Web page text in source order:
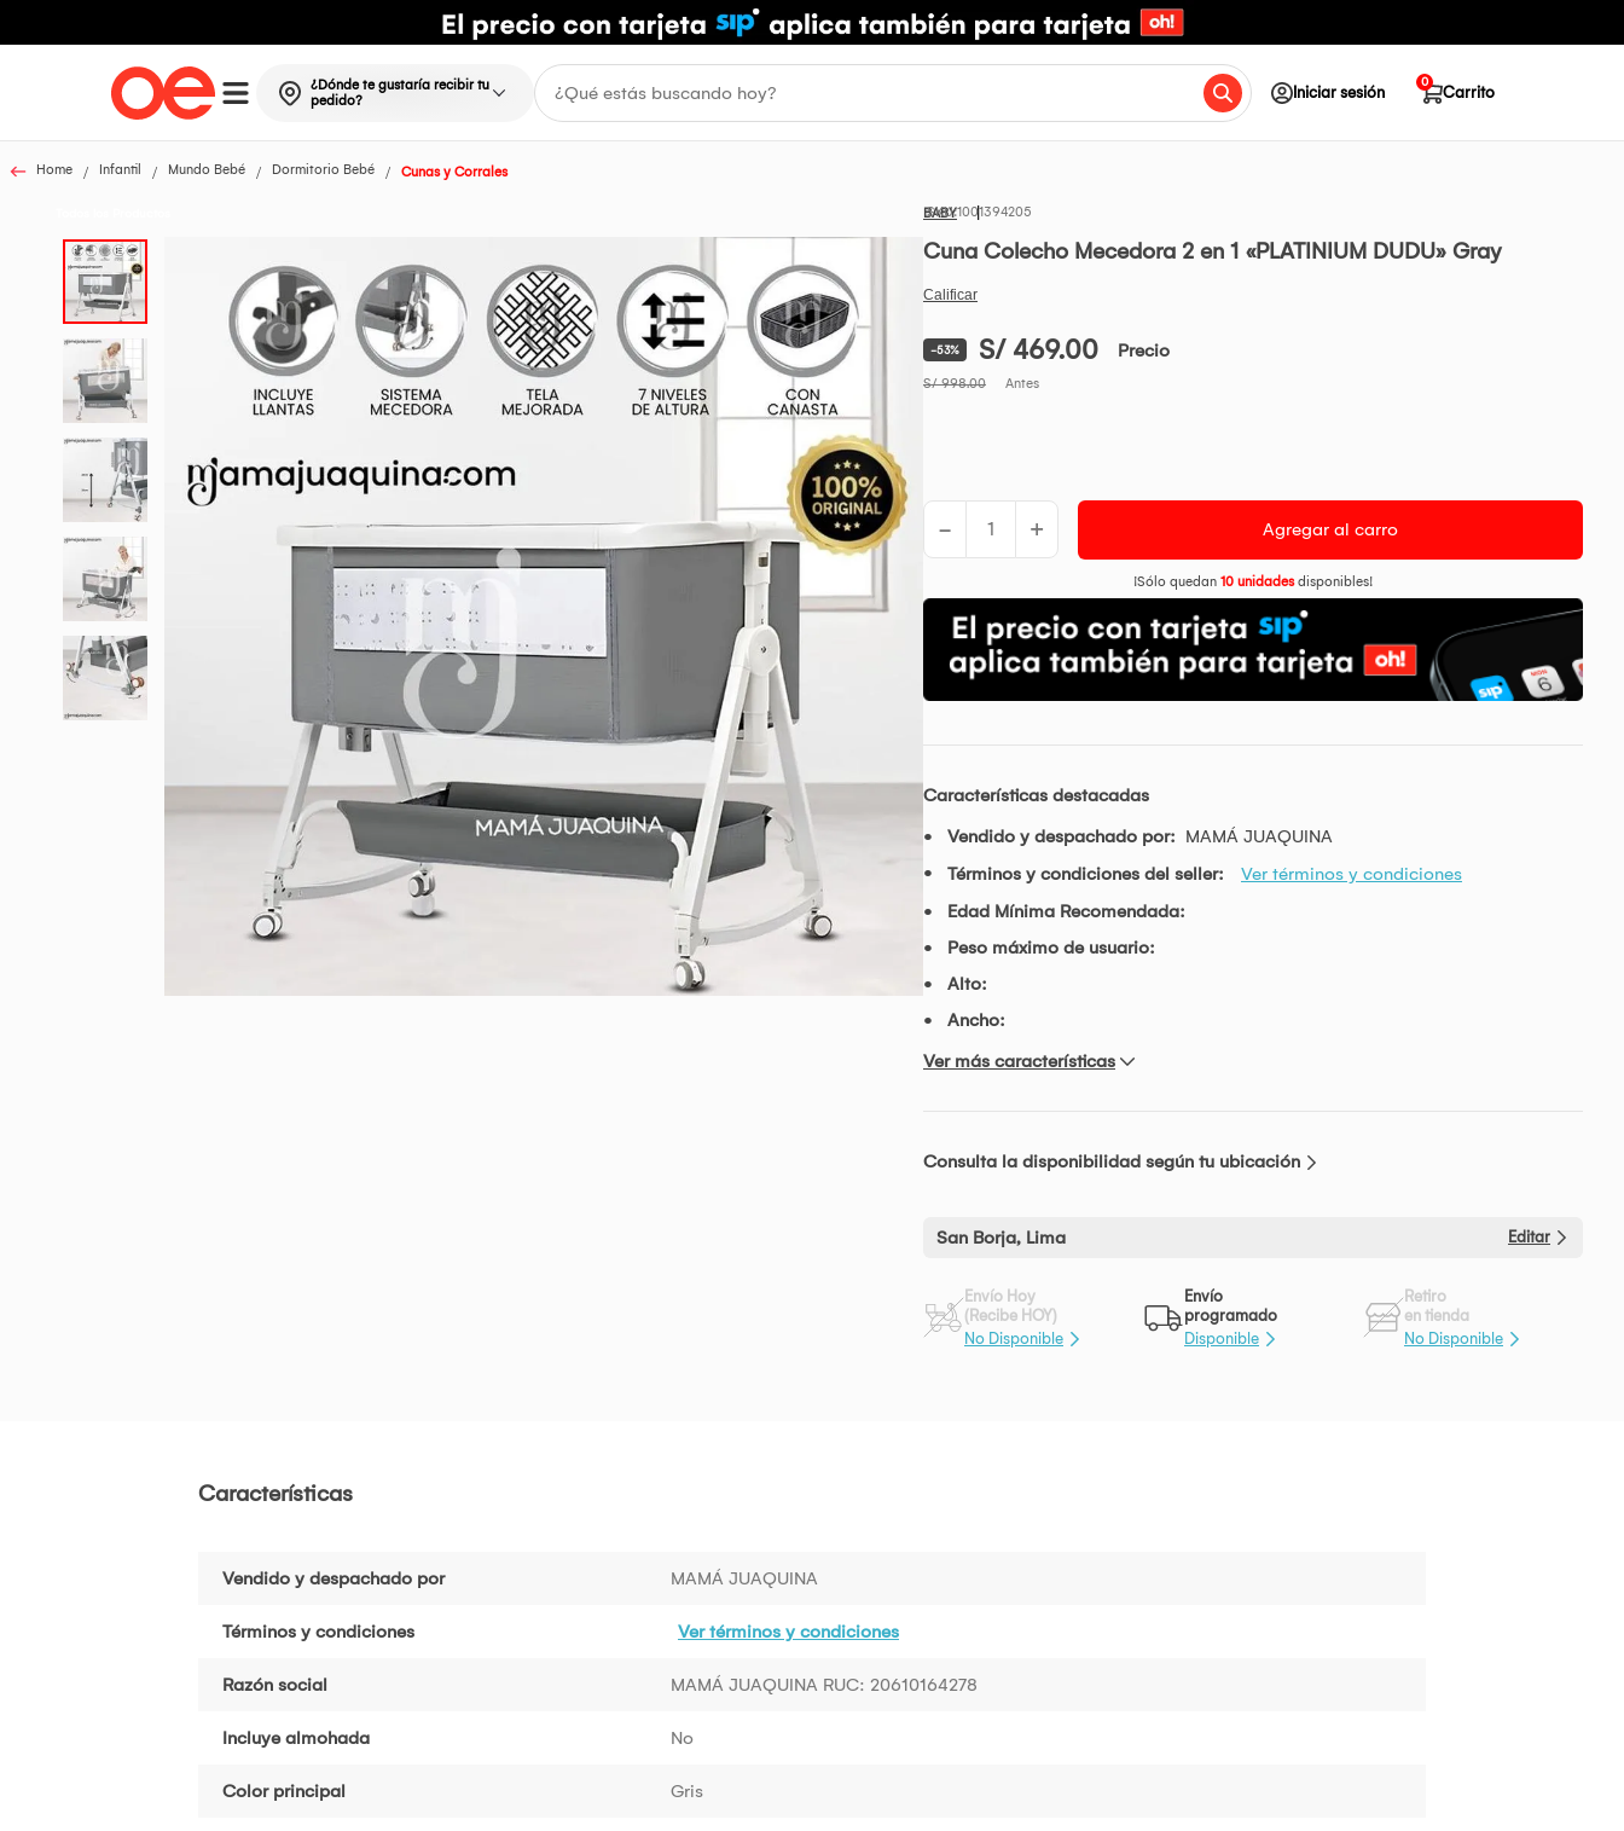
¿Dónde te gustaría recibir tu
pedido?
Iniciar sesión Carrito
0
Home Infantil Mundo Bebé Dormitorio Bebé Cunas y Corrales
BABY1001394205
Cuna Colecho Mecedora 2 en 1 «PLATINIUM DUDU» Gray
-53% S/ 469.00 Precio
S/ 998.00 Antes
- + Agregar al carro
¡Sólo quedan 10 unidadesdisponibles!
Características destacadas
Vendido y despachado por: MAMÁ JUAQUINA
Términos y condiciones del seller:
Ver términos y condiciones
Edad Mínima Recomendada:
Peso máximo de usuario:
Alto:
Ancho:
Ver más características
Consulta la disponibilidad según tu ubicación
San Borja, Lima Editar
Envío Hoy
(Recibe HOY)
No Disponible
Envío
programado
Disponible
Retiro
en tienda
No Disponible
Características
Vendido y despachado por MAMÁ JUAQUINA
Términos y condiciones Ver términos y condiciones
Razón social MAMÁ JUAQUINA RUC: 20610164278
Incluye almohada No
Color principal Gris